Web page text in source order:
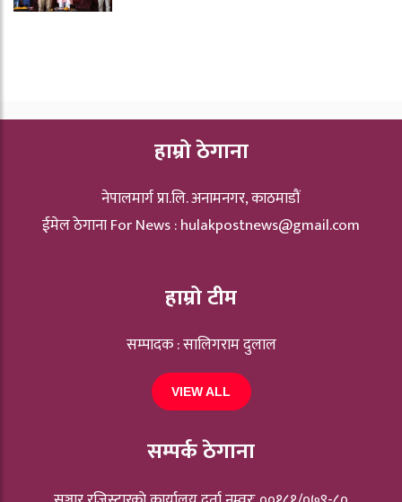
हाम्रो ठेगाना
नेपालमार्ग प्रा.लि. अनामनगर, काठमाडौं
ईमेल ठेगाना For News :hulakpostnews@gmail.com
हाम्रो टीम
सम्पादक : सालिगराम दुलाल
VIEW ALL
सम्पर्क ठेगाना